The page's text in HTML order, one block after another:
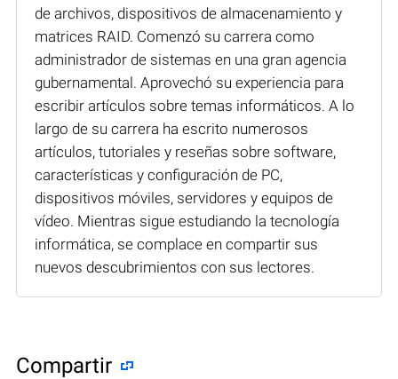
de archivos, dispositivos de almacenamiento y
matrices RAID. Comenzó su carrera como
administrador de sistemas en una gran agencia
gubernamental. Aprovechó su experiencia para
escribir artículos sobre temas informáticos. A lo
largo de su carrera ha escrito numerosos
artículos, tutoriales y reseñas sobre software,
características y configuración de PC,
dispositivos móviles, servidores y equipos de
vídeo. Mientras sigue estudiando la tecnología
informática, se complace en compartir sus
nuevos descubrimientos con sus lectores.
Compartir